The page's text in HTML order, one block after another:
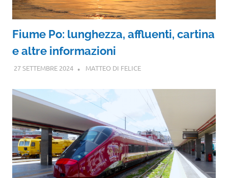
Fiume Po: lunghezza, affluenti, cartina
e altre informazioni
27 SETTEMBRE 2024 MATTEO DI FELICE